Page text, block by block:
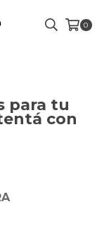
0
para tu
con